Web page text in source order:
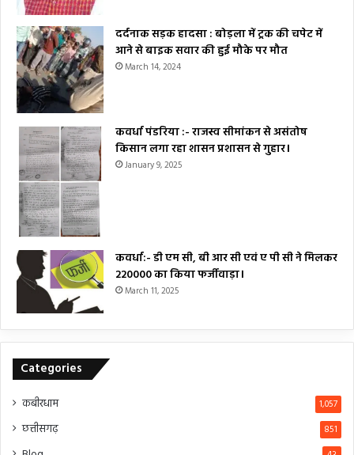
दर्दनाक सड़क हादसा : बोड़ला में ट्रक की चपेट में
आने से बाइक सवार की हुई मौके पर मौत
March 14, 2024
कवर्धा पंडरिया :- राजस्व सीमांकन से असंतोष
किसान लगा रहा शासन प्रशासन से गुहार।
January 9, 2025
कवर्धा:- डी एम सी, बी आर सी एवं ए पी सी ने मिलकर
₹220000 का किया फर्जीवाड़ा।
March 11, 2025
Categories
कबीरधाम 1,057
छत्तीसगढ़ 851